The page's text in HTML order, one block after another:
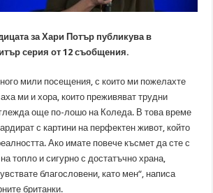
за Хари Потър публикува в
серия от 12 съобщения.
мили посещения, с които ми пожелахте
ми и хора, които преживяват трудни
още по-лошо на Коледа. В това време
с картини на перфектен живот, който
Ако имате повече късмет да сте с
топло и сигурно с достатъчно храна,
благословени, като мен“, написа
британки.